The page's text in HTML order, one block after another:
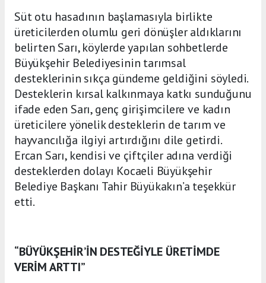
Süt otu hasadının başlamasıyla birlikte
üreticilerden olumlu geri dönüşler aldıklarını
belirten Sarı, köylerde yapılan sohbetlerde
Büyükşehir Belediyesinin tarımsal
desteklerinin sıkça gündeme geldiğini söyledi.
Desteklerin kırsal kalkınmaya katkı sunduğunu
ifade eden Sarı, genç girişimcilere ve kadın
üreticilere yönelik desteklerin de tarım ve
hayvancılığa ilgiyi artırdığını dile getirdi.
Ercan Sarı, kendisi ve çiftçiler adına verdiği
desteklerden dolayı Kocaeli Büyükşehir
Belediye Başkanı Tahir Büyükakın’a teşekkür
etti.
“BÜYÜKŞEHİR’İN DESTEĞİYLE ÜRETİMDE
VERİM ARTTI”